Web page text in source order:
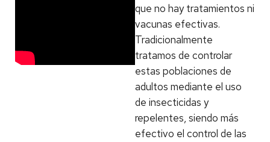
que no hay tratamientos ni
vacunas efectivas.
Tradicionalmente
tratamos de controlar
estas poblaciones de
adultos mediante el uso
de insecticidas y
repelentes, siendo más
efectivo el control de las